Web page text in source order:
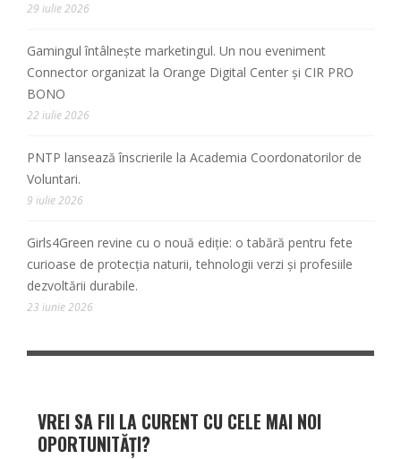
29 iulie 2026
Gamingul întâlnește marketingul. Un nou eveniment
Connector organizat la Orange Digital Center și CIR PRO
BONO
22 iulie 2026
PNTP lansează înscrierile la Academia Coordonatorilor de
Voluntari.
9 iulie 2026
Girls4Green revine cu o nouă ediție: o tabără pentru fete
curioase de protecția naturii, tehnologii verzi și profesiile
dezvoltării durabile.
23 iunie 2026
VREI SA FII LA CURENT CU CELE MAI NOI
OPORTUNITĂȚI?